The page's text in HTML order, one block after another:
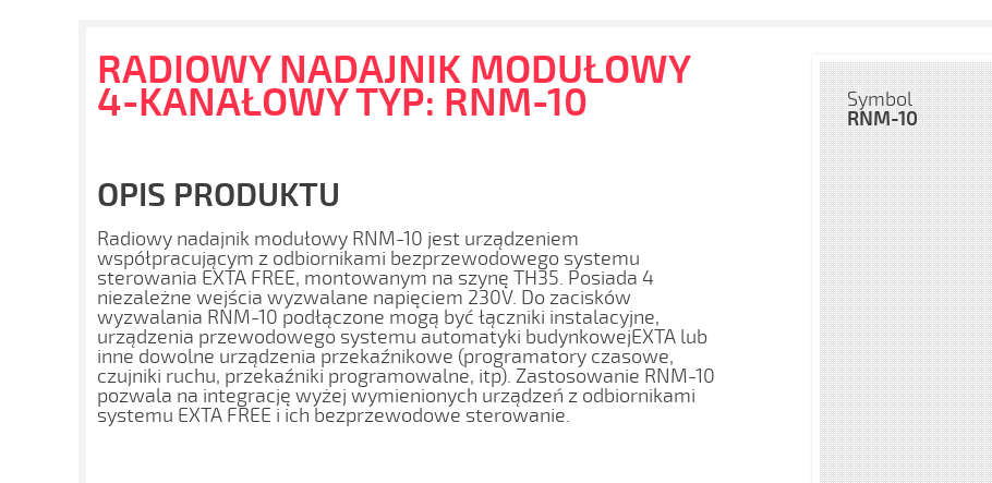
RADIOWY NADAJNIK MODUŁOWY
4-KANAŁOWY TYP: RNM-10
OPIS PRODUKTU
Radiowy nadajnik modułowy RNM-10 jest urządzeniem
współpracującym z odbiornikami bezprzewodowego systemu
sterowania EXTA FREE, montowanym na szynę TH35. Posiada 4
niezależne wejścia wyzwalane napięciem 230V. Do zacisków
wyzwalania RNM-10 podłączone mogą być łączniki instalacyjne,
urządzenia przewodowego systemu automatyki budynkowejEXTA lub
inne dowolne urządzenia przekaźnikowe (programatory czasowe,
czujniki ruchu, przekaźniki programowalne, itp). Zastosowanie RNM-10
pozwala na integrację wyżej wymienionych urządzeń z odbiornikami
systemu EXTA FREE i ich bezprzewodowe sterowanie.
Symbol
RNM-10